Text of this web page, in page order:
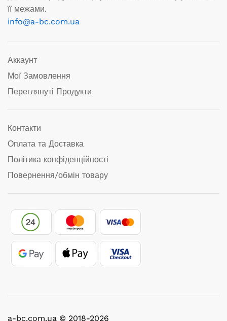
її межами.
info@a-bc.com.ua
Аккаунт
Мої Замовлення
Переглянуті Продукти
Контакти
Оплата та Доставка
Політика конфіденційності
Повернення/обмін товару
a-bc.com.ua © 2018-2026